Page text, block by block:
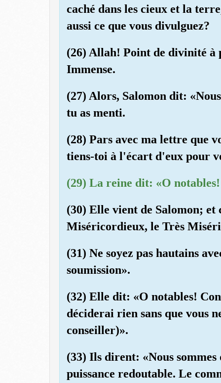
caché dans les cieux et la
aussi ce que vous divulguez?
(26) Allah! Point de divinité
Immense.
(27) Alors, Salomon dit:
tu as menti.
(28) Pars avec ma lettre que
tiens-toi à l'écart d'eux pour
(29) La reine dit: «O
(30) Elle vient de Salomon;
Miséricordieux, le Très
(31) Ne soyez pas hautains
soumission».
(32) Elle dit: «O notables!
déciderai rien sans que vous
conseiller)».
(33) Ils dirent: «Nous
puissance redoutable. Le